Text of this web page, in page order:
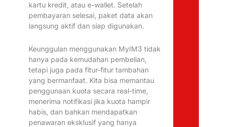
kartu kredit, atau e-wallet. Setelah
pembayaran selesai, paket data akan
langsung aktif dan siap digunakan.
Keunggulan menggunakan MyIM3 tidak
hanya pada kemudahan pembelian,
tetapi juga pada fitur-fitur tambahan
yang bermanfaat. Kita bisa memantau
penggunaan kuota secara real-time,
menerima notifikasi jika kuota hampir
habis, dan bahkan mendapatkan
penawaran eksklusif yang hanya